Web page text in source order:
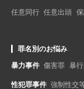
任意同行 任意出頭
罪名別のお悩み
暴力事件 傷害罪 暴
性犯罪事件 強制性交